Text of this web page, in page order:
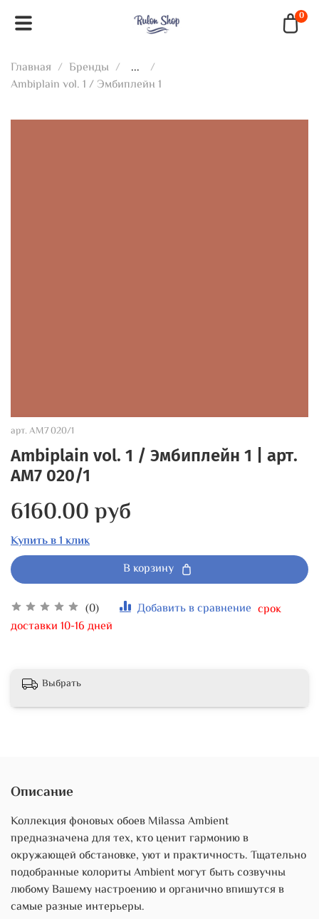
0
Главная Бренды
...
Ambiplain vol. 1 / Эмбиплейн 1
арт.AM7 020/1
Ambiplain vol. 1 / Эмбиплейн 1 | арт.
AM7 020/1
(0) Добавить в сравнение срок
доставки 10-16 дней
6160.00 руб
Купить в 1 клик
В корзину
Выбрать
Описание
Коллекция фоновых обоев Milassa Ambient
предназначена для тех, кто ценит гармонию в
окружающей обстановке, уют и практичность. Тщательно
подобранные колориты Ambient могут быть созвучны
любому Вашему настроению и органично впишутся в
самые разные интерьеры.